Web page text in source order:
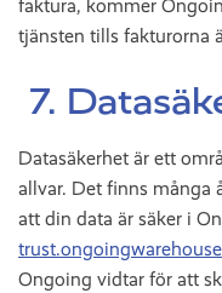
faktura, kommer
tjänsten tills fakturorna
7.
Datasäkerhet är ett
allvar. Det finns många
att din data är säker i
Ongoing vidtar för att